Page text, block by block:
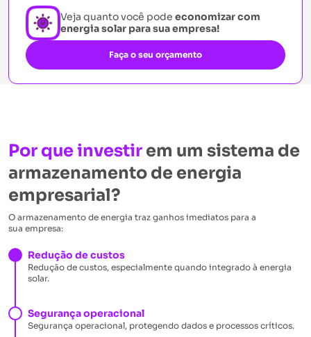
Veja quanto você pode economizar com
energia solar para sua empresa!
Faça o seu orçamento
Por que investir em um sistema de
armazenamento de energia
empresarial?
O armazenamento de energia traz ganhos imediatos para a
sua empresa:
Redução de custos
Redução de custos, especialmente quando integrado à energia
solar.
Segurança operacional
Segurança operacional, protegendo dados e processos críticos.